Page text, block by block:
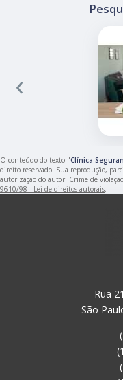
‹
O conteúdo do texto "Clínica
direito reservado. Sua reprodução,
autorização do autor. Crime de
9610/98 - Lei de direitos autorais.
Rua
São